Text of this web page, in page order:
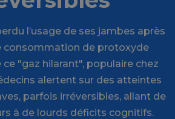
l’usage de ses jambes après
consommation de protoxyde
ce "gaz hilarant", populaire chez
alertent sur des atteintes
parfois irréversibles, allant de
à de lourds déficits cognitifs.